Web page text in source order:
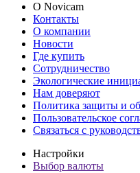
О Novicam
Контакты
О компании
Новости
Где купить
Сотрудничество
Экологические
Нам доверяют
Политика защиты и
Пользовательское
Связаться с
Настройки
Выбор валюты